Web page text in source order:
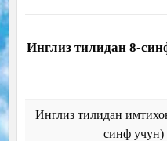
Инглиз тилидан 8-
Инглиз тилидан
синф учун)